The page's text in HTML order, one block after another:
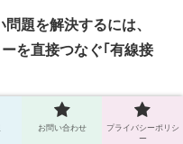
題を解決するには、
を直接つなぐ｢有線接
ドの遅さを少しでも解
お問い合わせ
プライバシーポリシ
ー